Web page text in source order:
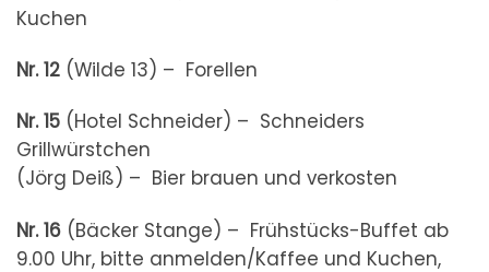
Kuchen
Nr. 12 (Wilde 13) – Forellen
Nr. 15 (Hotel Schneider) – Schneiders
Grillwürstchen
(Jörg Deiß) – Bier brauen und verkosten
Nr. 16 (Bäcker Stange) – Frühstücks-Buffet ab
9.00 Uhr, bitte anmelden/Kaffee und Kuchen,